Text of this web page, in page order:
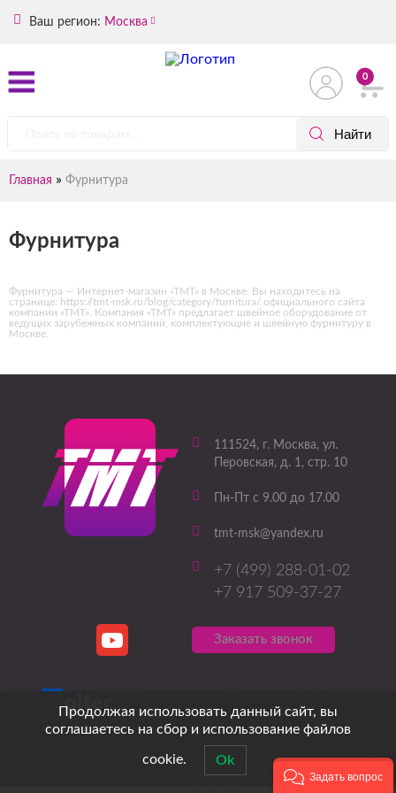
Ваш регион: Москва
0
Главная » Фурнитура
Фурнитура
Фурнитура — Интернет-магазин «ТМТ» в Москве. Вы находитесь на
странице: https://tmt-msk.ru/blog/category/furnitura/ официального сайта
компании «ТМТ». Компания «ТМТ» предлагает швейное оборудование от
ведущих зарубежных компаний, комплектующие и швейную фурнитуру в
Москве.
111524, г. Москва, ул.
Перовская, д. 1, стр. 10
Пн-Пт с 9.00 до 17.00
tmt-msk@yandex.ru
+7 (499) 288-01-02
+7 917 509-37-27
Заказать звонок
Вся представленная на сайте информация носит информационный характер и
ни при каких условиях не является публичной офертой, определяемой
положениями Статьи 437(2) Гражданского кодекса РФ.
Продолжая использовать данный сайт, вы
соглашаетесь на сбор и использование файлов
cookie. Ok
Задать вопрос